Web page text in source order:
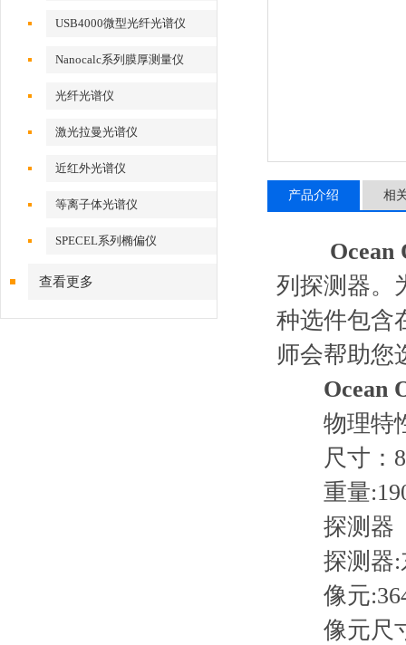
USB4000微型光纤光谱仪
Nanocalc系列膜厚测量仪
光纤光谱仪
激光拉曼光谱仪
近红外光谱仪
等离子体光谱仪
SPECEL系列椭偏仪
查看更多
产品介绍 相
Ocean
列探测器。
种选件包含
师会帮助您
Ocean
物理特
尺寸：
重量
探测器
探测器:东
像元
像元尺寸